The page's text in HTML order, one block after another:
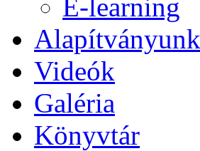
E-learning
Alapítványunk
Videók
Galéria
Könyvtár